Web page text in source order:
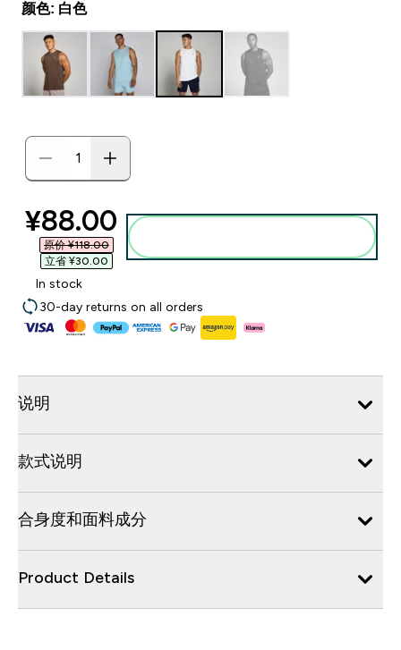
颜色: 白色
discounted price
¥88.00‎
原价 ¥118.00‎
立省 ¥30.00‎
In stock
30-day returns on all orders
说明
款式说明
合身度和面料成分
Product Details